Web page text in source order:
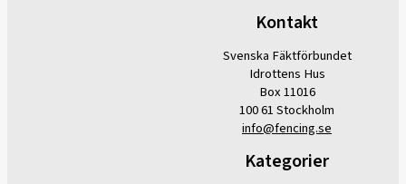
Kontakt
Svenska Fäktförbundet
Idrottens Hus
Box 11016
100 61 Stockholm
info@fencing.se
Kategorier